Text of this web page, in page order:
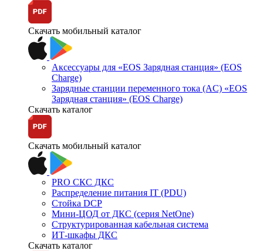
Скачать мобильный каталог
Аксессуары для «EOS Зарядная станция» (EOS
Charge)
Зарядные станции переменного тока (AC) «EOS
Зарядная станция» (EOS Charge)
Скачать каталог
Скачать мобильный каталог
PRO СКС ДКС
Распределение питания IT (PDU)
Стойка DCP
Мини-ЦОД от ДКС (серия NetOne)
Структурированная кабельная система
ИТ-шкафы ДКС
Скачать каталог